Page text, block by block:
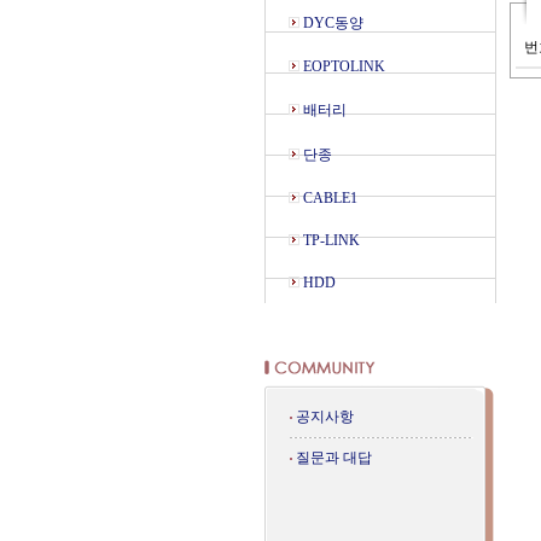
DYC동양
EOPTOLINK
배터리
단종
CABLE1
TP-LINK
HDD
공지사항
질문과 대답